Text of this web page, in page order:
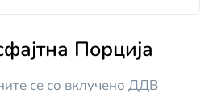
Порција
се со вклучено ДДВ